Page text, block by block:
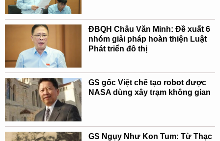
ĐBQH Châu Văn Minh: Đề xuất 6
nhóm giải pháp hoàn thiện Luật
Phát triển đô thị
GS gốc Việt chế tạo robot được
NASA dùng xây trạm không gian
GS Ngụy Như Kon Tum: Từ Thạc